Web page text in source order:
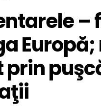
–
Europă;
prin